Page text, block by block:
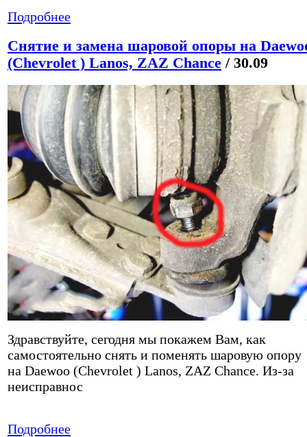
Подробнее
Снятие и замена шаровой опоры на
(Chevrolet ) Lanos, ZAZ Chance / 30.09
Здравствуйте, сегодня мы покажем Вам, как
самостоятельно снять и поменять шаровую опору
на Daewoo (Chevrolet ) Lanos, ZAZ Chance. Из-за
неисправнос
Подробнее